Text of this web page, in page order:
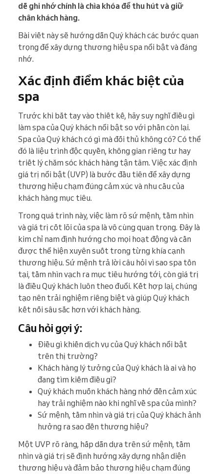
dễ ghi nhớ chính là chìa khóa để thu hút và giữ
chân khách hàng.
Bài viết này sẽ hướng dẫn Quý khách các bước quan
trọng để xây dựng thương hiệu spa nổi bật và đáng
nhớ.
Xác định điểm khác biệt của
spa
Trước khi bắt tay vào thiết kế, hãy suy nghĩ điều gì
làm spa của Quý khách nổi bật so với phần còn lại.
Spa của Quý khách có gì mà đối thủ không có? Có thể
đó là liệu trình độc quyền, không gian riêng tư hay
triết lý chăm sóc khách hàng tận tâm. Việc xác định
giá trị nổi bật (UVP) là bước đầu tiên để xây dựng
thương hiệu chạm đúng cảm xúc và nhu cầu của
khách hàng mục tiêu.
Trong quá trình này, việc làm rõ sứ mệnh, tầm nhìn
và giá trị cốt lõi của spa là vô cùng quan trọng. Đây là
kim chỉ nam định hướng cho mọi hoạt động và cần
được thể hiện xuyên suốt trong từng khía cạnh
thương hiệu. Sứ mệnh trả lời câu hỏi vì sao spa tồn
tại, tầm nhìn vạch ra mục tiêu hướng tới, còn giá trị
là điều Quý khách luôn theo đuổi. Kết hợp lại, chúng
tạo nên trải nghiệm riêng biệt và giúp Quý khách
kết nối sâu sắc hơn với khách hàng.
Câu hỏi gợi ý:
Điều gì khiến dịch vụ của Quý khách nổi bật
trên thị trường?
Khách hàng lý tưởng của Quý khách là ai và họ
đang tìm kiếm điều gì?
Quý khách muốn khách hàng nhớ đến cảm xúc
hay trải nghiệm nào khi nghĩ về spa của mình?
Sứ mệnh, tầm nhìn và giá trị của Quý khách ảnh
hưởng ra sao đến thương hiệu?
Một UVP rõ ràng, hấp dẫn dựa trên sứ mệnh, tầm
nhìn và giá trị sẽ định hướng xây dựng nhận diện
thương hiệu và đảm bảo thương hiệu chạm đúng